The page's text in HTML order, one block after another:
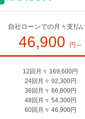
自社ローンでの月々支払
46,900 円～
12回月々 169,600円
24回月々 92,300円
36回月々 66,800円
48回月々 54,300円
60回月々 46,900円